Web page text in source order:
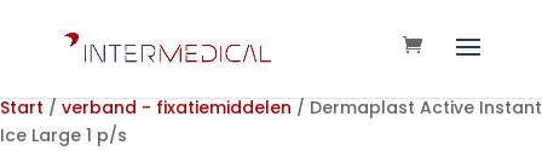
Start / verband - fixatiemiddelen / Dermaplast Active Instant
Ice Large 1 p/s